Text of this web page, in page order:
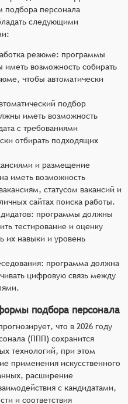
подбора персонала
следующими
резюме: программы
возможность собирать
чтобы автоматически
подбор
иметь возможность
с требованиями
отбирать подходящих
и размещение
иметь возможность
статусом вакансий и
сайтах поиска работы.
программы должны
тестирование и оценку
их навыки и уровень
программа должна
цифровую связь между
подбора персонала
что в 2026 году
(ППП) сохранится
технологий, при этом
применения искусственного
расширение
с кандидатами,
и соответствия